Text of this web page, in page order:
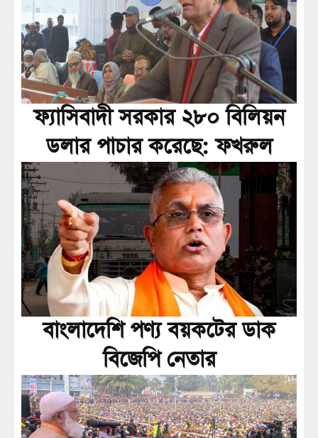
ফ্যাসিবাদী সরকার ২৮০ বিলিয়ন
ডলার পাচার করেছে: ফখরুল
বাংলাদেশি পণ্য বয়কটের ডাক
বিজেপি নেতার